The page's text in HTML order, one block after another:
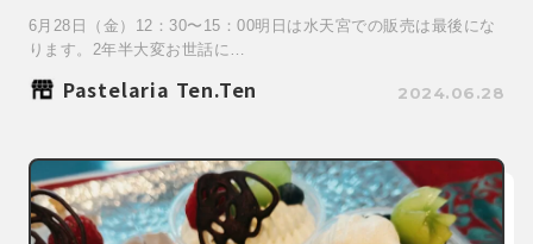
6月28日（金）12：30〜15：00明日は水天宮での販売は最後にな
ります。2年半大変お世話に…
Pastelaria Ten.Ten 2024.06.28